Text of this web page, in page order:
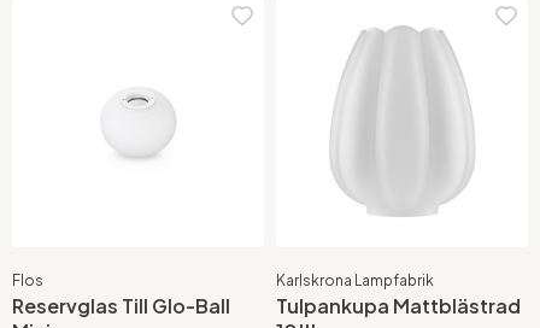
Flos
Reservglas Till Glo-Ball
Karlskrona Lampfabrik
Tulpankupa Mattblästrad